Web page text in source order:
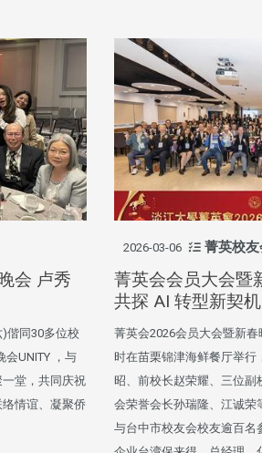
会 卢秀
偕同30多位校
UNITY ，与
堂，共同庆祝
情谊、凝聚侨
2026-03-06 菁英校友
菁英会会员大会暨
共探 AI 转型新契机
菁英会2026会员大会暨新
时在苗栗锦津海鲜餐厅举
昭、前校长赵荣耀、三位
会荣誉会长孙瑞隆、江诚荣
与台中市校友会校友逾百